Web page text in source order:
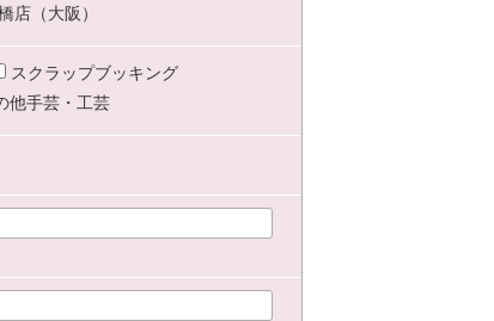
店（大阪）
スクラップブッキング
他手芸・工芸